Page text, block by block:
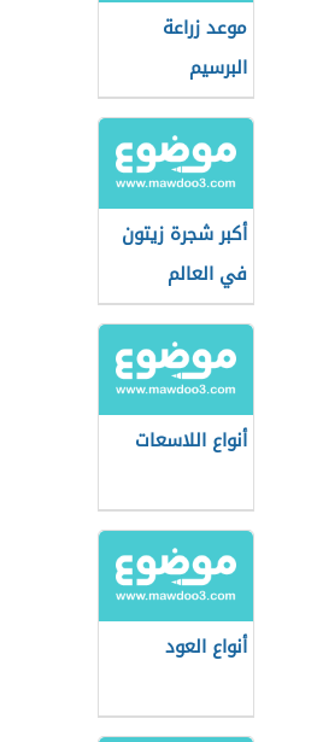
موعد زراعة
البرسيم
أكبر شجرة زيتون
في العالم
أنواع اللاسعات
أنواع العود